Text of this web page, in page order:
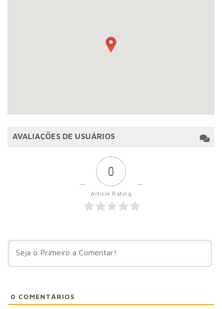
AVALIAÇÕES DE USUÁRIOS
0
Article Rating
0 COMENTÁRIOS